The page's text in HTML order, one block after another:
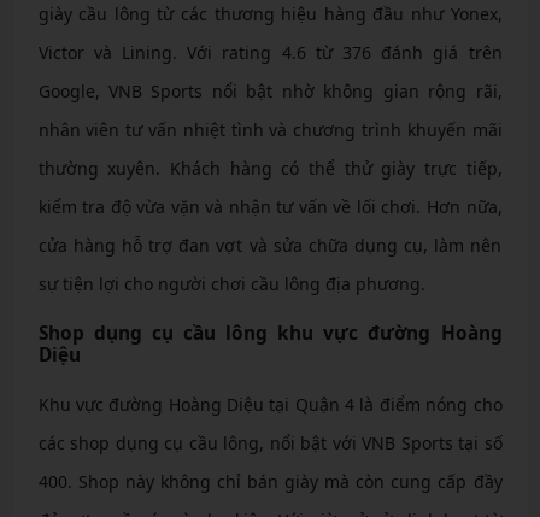
giày cầu lông từ các thương hiệu hàng đầu như Yonex,
Victor và Lining. Với rating 4.6 từ 376 đánh giá trên
Google, VNB Sports nổi bật nhờ không gian rộng rãi,
nhân viên tư vấn nhiệt tình và chương trình khuyến mãi
thường xuyên. Khách hàng có thể thử giày trực tiếp,
kiểm tra độ vừa vặn và nhận tư vấn về lối chơi. Hơn nữa,
cửa hàng hỗ trợ đan vợt và sửa chữa dụng cụ, làm nên
sự tiện lợi cho người chơi cầu lông địa phương.
Shop dụng cụ cầu lông khu vực đường Hoàng
Diệu
Khu vực đường Hoàng Diệu tại Quận 4 là điểm nóng cho
các shop dụng cụ cầu lông, nổi bật với VNB Sports tại số
400. Shop này không chỉ bán giày mà còn cung cấp đầy